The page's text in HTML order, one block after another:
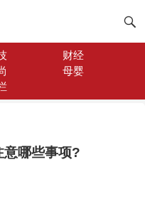
财经
母婴
意哪些事项?